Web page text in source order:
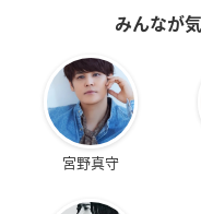
みんなが
宮野真守